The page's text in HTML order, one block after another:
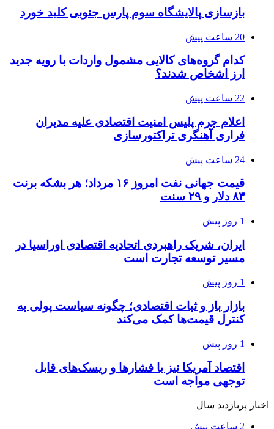
بازسازی پالایشگاه سوم پارس جنوبی کلید خورد
20 ساعت پیش
کدام گروه‌های کالایی مشمول واردات با رویه جدید
ارز اشخاص شدند؟
22 ساعت پیش
اعلام جرم پلیس امنیت اقتصادی علیه مدیران
فراری آهنگری تراکتورسازی
24 ساعت پیش
قیمت جهانی نفت امروز ۱۶ مرداد؛ هر بشکه برنت
۸۳ دلار و ۲۹ سنت
1 روز پیش
ایران، شریک راهبردی اتحادیه اقتصادی اوراسیا در
مسیر توسعه تجارت است
1 روز پیش
بازار باز و ثبات اقتصادی؛ چگونه سیاست پولی به
کنترل قیمت‌ها کمک می‌کند
1 روز پیش
اقتصاد آمریکا نیز با فشارها و ریسک‌های قابل
توجهی مواجه است
اخبار پربازدید سال
2 ساعت پیش